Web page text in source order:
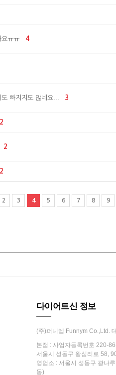
요ㅠㅠ 4
빠지지도 않네요... 3
2
2
2
2 3 4 5 6 7 8 9
다이어트신 정보
(주)퍼니엠 Funnym Co.,Ltd.
본점 : 사업자등록번호 220-
서울시 성동구 왕십리로 58,
영업소 : 서울시 성동구 광나
동)